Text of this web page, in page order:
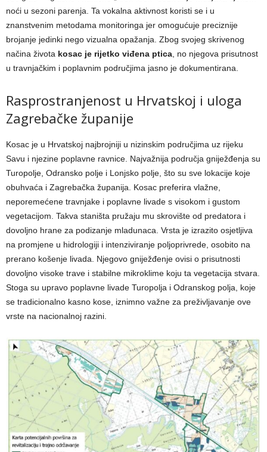
noći u sezoni parenja. Ta vokalna aktivnost koristi se i u
znanstvenim metodama monitoringa jer omogućuje preciznije
brojanje jedinki nego vizualna opažanja. Zbog svojeg skrivenog
načina života kosac je rijetko viđena ptica , no njegova prisutnost
u travnjačkim i poplavnim područjima jasno je dokumentirana.
Rasprostranjenost u Hrvatskoj i uloga
Zagrebačke županije
Kosac je u Hrvatskoj najbrojniji u nizinskim područjima uz rijeku
Savu i njezine poplavne ravnice. Najvažnija područja gniježđenja su
Turopolje, Odransko polje i Lonjsko polje, što su sve lokacije koje
obuhvaća i Zagrebačka županija. Kosac preferira vlažne,
neporemećene travnjake i poplavne livade s visokom i gustom
vegetacijom. Takva staništa pružaju mu skrovište od predatora i
dovoljno hrane za podizanje mladunaca. Vrsta je izrazito osjetljiva
na promjene u hidrologiji i intenziviranje poljoprivrede, osobito na
prerano košenje livada. Njegovo gniježđenje ovisi o prisutnosti
dovoljno visoke trave i stabilne mikroklime koju ta vegetacija stvara.
Stoga su upravo poplavne livade Turopolja i Odranskog polja, koje
se tradicionalno kasno kose, iznimno važne za preživljavanje ove
vrste na nacionalnoj razini.